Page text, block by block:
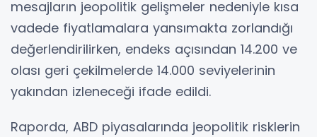
mesajların jeopolitik gelişmeler nedeniyle kısa
vadede fiyatlamalara yansımakta zorlandığı
değerlendirilirken, endeks açısından 14.200 ve
olası geri çekilmelerde 14.000 seviyelerinin
yakından izleneceği ifade edildi.
Raporda, ABD piyasalarında jeopolitik risklerin